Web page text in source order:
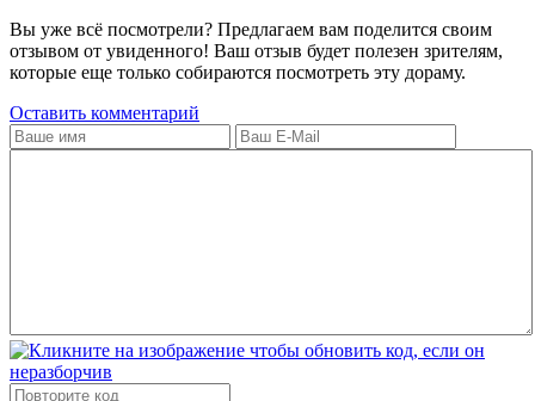
Вы уже всё посмотрели? Предлагаем вам поделится своим
отзывом от увиденного! Ваш отзыв будет полезен зрителям,
которые еще только собираются посмотреть эту дораму.
Оставить комментарий